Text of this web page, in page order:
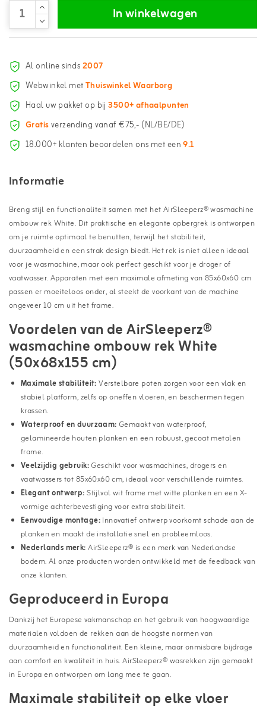
In winkelwagen
Al online sinds2007
Webwinkel metThuiswinkel Waarborg
Haal uw pakket op bij3500+ afhaalpunten
Gratisverzending vanaf €75,- (NL/BE/DE)
18.000+ klanten beoordelen ons met een9.1
Informatie
Breng stijl en functionaliteit samen met het AirSleeperz® wasmachine
ombouw rek White. Dit praktische en elegante opbergrek is ontworpen
om je ruimte optimaal te benutten, terwijl het stabiliteit,
duurzaamheid en een strak design biedt. Het rek is niet alleen ideaal
voor je wasmachine, maar ook perfect geschikt voor je droger of
vaatwasser. Apparaten met een maximale afmeting van 85x60x60 cm
passen er moeiteloos onder, al steekt de voorkant van de machine
ongeveer 10 cm uit het frame.
Voordelen van de AirSleeperz®
wasmachine ombouw rek White
(50x68x155 cm)
Maximale stabiliteit:Verstelbare poten zorgen voor een vlak en
stabiel platform, zelfs op oneffen vloeren, en beschermen tegen
krassen.
Waterproof en duurzaam: Gemaakt van waterproof,
gelamineerde houten planken en een robuust, gecoat metalen
frame.
Veelzijdig gebruik:Geschikt voor wasmachines, drogers en
vaatwassers tot 85x60x60 cm, ideaal voor verschillende ruimtes.
Elegant ontwerp:Stijlvol wit frame met witte planken en een X-
vormige achterbevestiging voor extra stabiliteit.
Eenvoudige montage:Innovatief ontwerp voorkomt schade aan de
planken en maakt de installatie snel en probleemloos.
Nederlands merk:AirSleeperz® is een merk van Nederlandse
bodem. Al onze producten worden ontwikkeld met de feedback van
onze klanten.
Geproduceerd in Europa
Dankzij het Europese vakmanschap en het gebruik van hoogwaardige
materialen voldoen de rekken aan de hoogste normen van
duurzaamheid en functionaliteit. Een kleine, maar onmisbare bijdrage
aan comfort en kwaliteit in huis. AirSleeperz® wasrekken zijn gemaakt
in Europa en ontworpen om lang mee te gaan.
Maximale stabiliteit op elke vloer